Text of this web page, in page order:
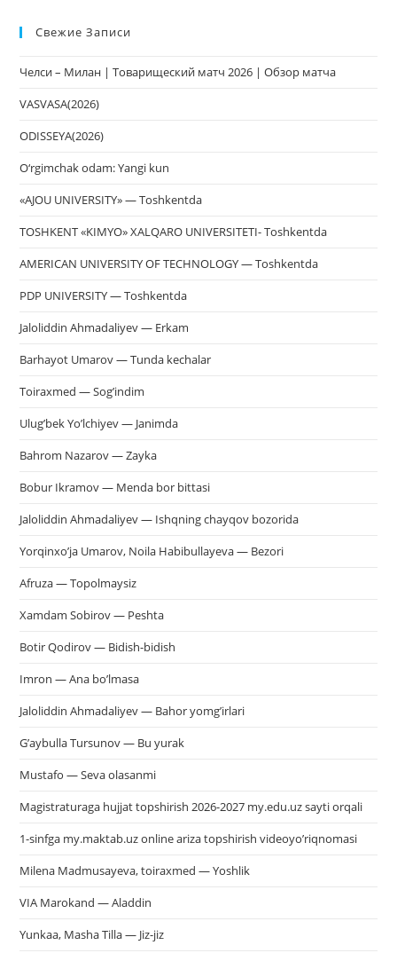
Свежие Записи
Челси – Милан | Товарищеский матч 2026 | Обзор матча
VASVASA(2026)
ODISSEYA(2026)
O‘rgimchak odam: Yangi kun
«AJOU UNIVERSITY» — Toshkentda
TOSHKENT «KIMYO» XALQARO UNIVERSITETI- Toshkentda
AMERICAN UNIVERSITY OF TECHNOLOGY — Toshkentda
PDP UNIVERSITY — Toshkentda
Jaloliddin Ahmadaliyev — Erkam
Barhayot Umarov — Tunda kechalar
Toiraxmed — Sog’indim
Ulug’bek Yo’lchiyev — Janimda
Bahrom Nazarov — Zayka
Bobur Ikramov — Menda bor bittasi
Jaloliddin Ahmadaliyev — Ishqning chayqov bozorida
Yorqinxo’ja Umarov, Noila Habibullayeva — Bezori
Afruza — Topolmaysiz
Xamdam Sobirov — Peshta
Botir Qodirov — Bidish-bidish
Imron — Ana bo’lmasa
Jaloliddin Ahmadaliyev — Bahor yomg’irlari
G’aybulla Tursunov — Bu yurak
Mustafo — Seva olasanmi
Magistraturaga hujjat topshirish 2026-2027 my.edu.uz sayti orqali
1-sinfga my.maktab.uz online ariza topshirish videoyo’riqnomasi
Milena Madmusayeva, toiraxmed — Yoshlik
VIA Marokand — Aladdin
Yunkaa, Masha Tilla — Jiz-jiz